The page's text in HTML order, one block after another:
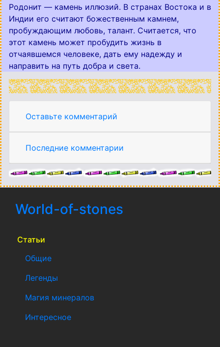
Родонит — камень иллюзий. В странах Востока и в
Индии его считают божественным камнем,
пробуждающим любовь, талант. Считается, что
этот камень может пробудить жизнь в
отчаявшемся человеке, дать ему надежду и
направить на путь добра и света.
Оставьте комментарий
Последние комментарии
World-of-stones
Статьи
Общие
Легенды
Магия минералов
Интересное